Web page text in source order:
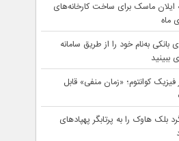
ایلان ماسک برای ساخت کارخانه‌های
ماه
به‌نام خود را از طریق سامانه
ببینید
کوانتوم؛ «زمان منفی» قابل
بلک هاوک را به پرتابگر پهپادهای